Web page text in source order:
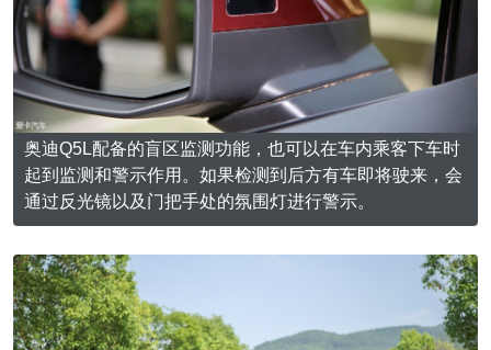
奥迪Q5L配备的盲区监测功能，也可以在车内乘客下车时
起到监测和警示作用。如果检测到后方有车即将驶来，会
通过反光镜以及门把手处的氛围灯进行警示。